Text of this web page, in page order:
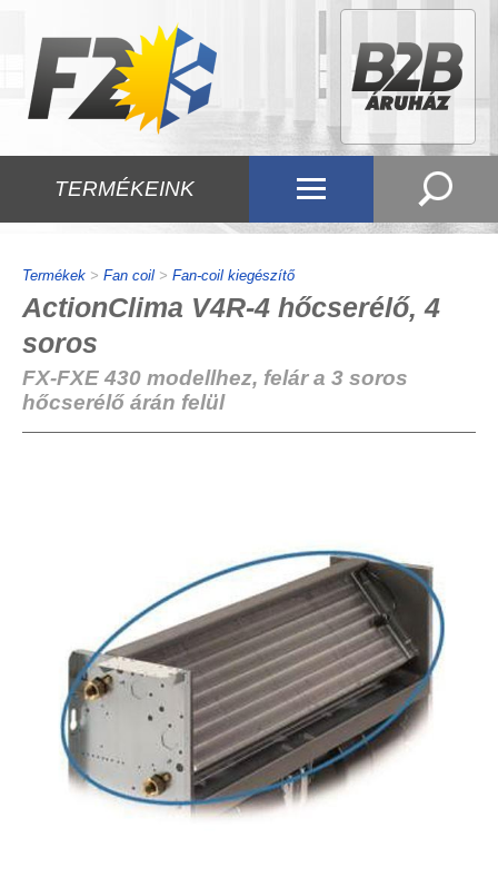
TERMÉKEINK
Termékek > Fan coil > Fan-coil kiegészítő
ActionClima V4R-4 hőcserélő, 4
soros
FX-FXE 430 modellhez, felár a 3 soros
hőcserélő árán felül